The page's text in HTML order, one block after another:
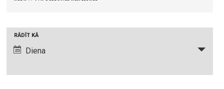
i
i
RĀDĪT KĀ
Diena